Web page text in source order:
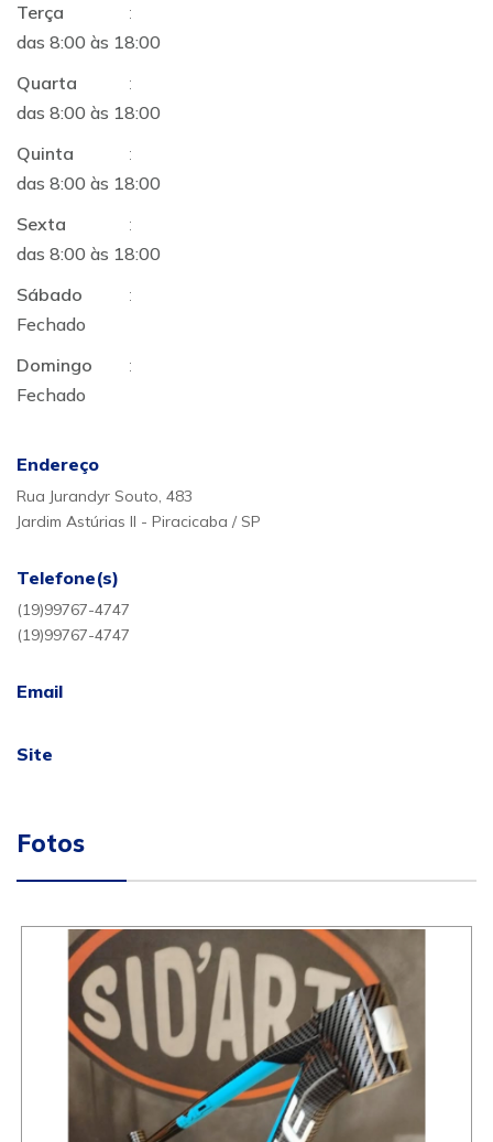
Terça
:
das 8:00 às 18:00
Quarta
:
das 8:00 às 18:00
Quinta
:
das 8:00 às 18:00
Sexta
:
das 8:00 às 18:00
Sábado
:
Fechado
Domingo
:
Fechado
Endereço
Rua Jurandyr Souto, 483
Jardim Astúrias II - Piracicaba / SP
Telefone(s)
(19)99767-4747
(19)99767-4747
Email
Site
Fotos